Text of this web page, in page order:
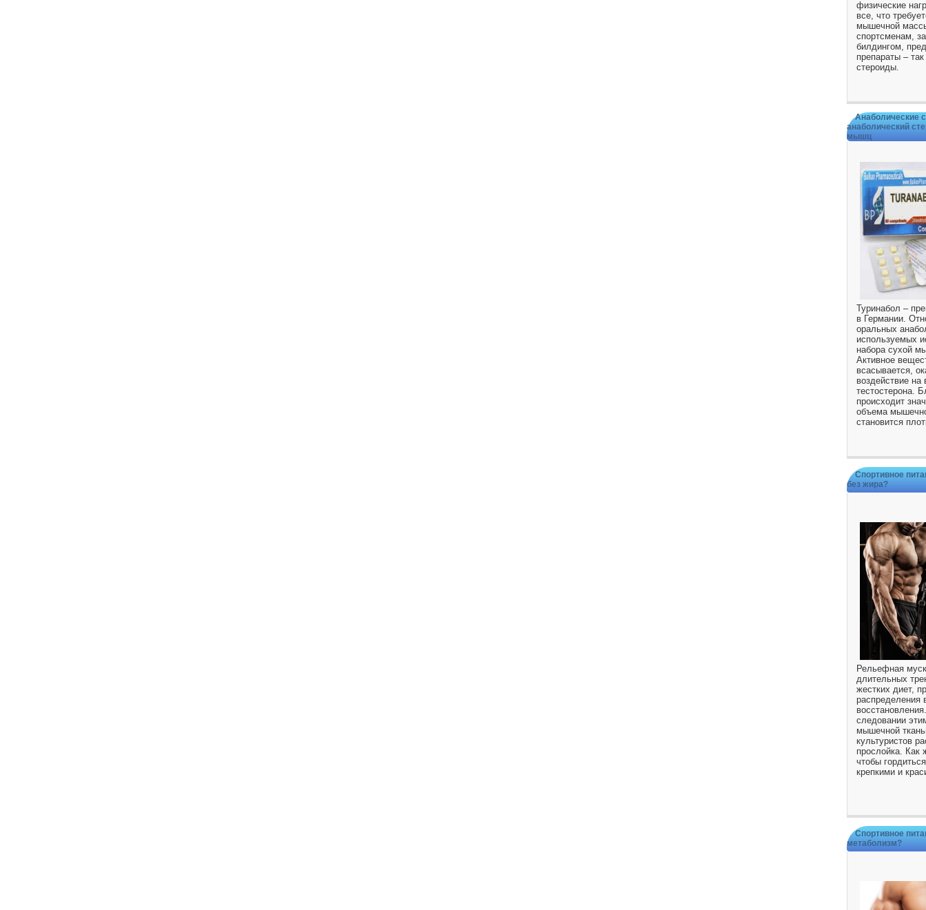
физические
все, что
мышечной
спортсменам,
билдингом,
препараты –
стероиды.
Анаболические
анаболический
мышц
Туринабол –
в Германии.
оральных
используемых
набора сухой
Активное
всасывается,
воздействие на
тестостерона.
происходит
объема
становится
Спортивное
без жира?
Рельефная
длительных
жестких диет,
распределения
следовании
мышечной
культуристов
прослойка. Как
чтобы
крепкими и
Спортивное
метаболизм?